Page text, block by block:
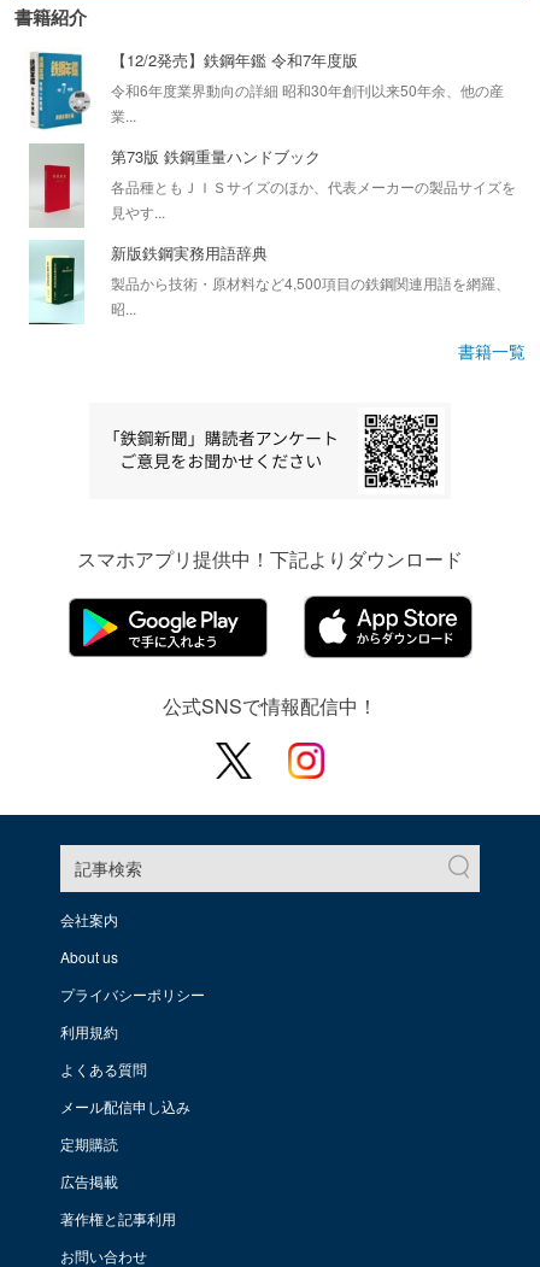
書籍紹介
【12/2発売】鉄鋼年鑑 令和7年度版
令和6年度業界動向の詳細 昭和30年創刊以来50年余、他の産
業...
第73版 鉄鋼重量ハンドブック
各品種ともＪＩＳサイズのほか、代表メーカーの製品サイズを
見やす...
新版鉄鋼実務用語辞典
製品から技術・原材料など4,500項目の鉄鋼関連用語を網羅、
昭...
書籍一覧
スマホアプリ提供中！下記よりダウンロード
公式SNSで情報配信中！
記事検索
会社案内
About us
プライバシーポリシー
利用規約
よくある質問
メール配信申し込み
定期購読
広告掲載
著作権と記事利用
お問い合わせ